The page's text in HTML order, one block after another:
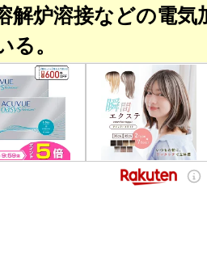
解炉溶接などの電
る。